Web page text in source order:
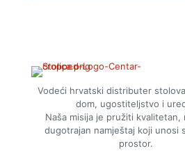
Vodeći hrvatski distributer
dom, ugostiteljstvo i
Naša misija je pružiti kvalitetan,
dugotrajan namještaj koji unosi
prostor.